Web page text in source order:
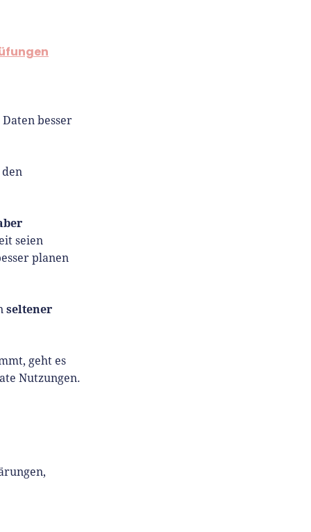
besser
seien
planen
seltener
geht es
Nutzungen.